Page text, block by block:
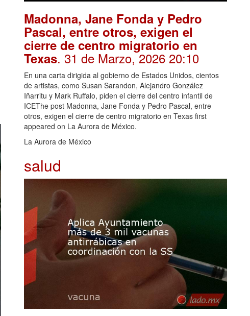
Madonna, Jane Fonda y Pedro
Pascal, entre otros, exigen el
cierre de centro migratorio en
Texas. 31 de Marzo, 2026 20:10
En una carta dirigida al gobierno de Estados Unidos, cientos
de artistas, como Susan Sarandon, Alejandro González
Iñarritu y Mark Ruffalo, piden el cierre del centro infantil de
ICEThe post Madonna, Jane Fonda y Pedro Pascal, entre
otros, exigen el cierre de centro migratorio en Texas first
appeared on La Aurora de México.
La Aurora de México
salud